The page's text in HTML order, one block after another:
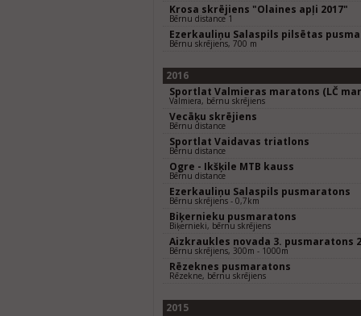
Krosa skrējiens "Olaines apļi 2017"
Bērnu distance 1
Ezerkauliņu Salaspils pilsētas
Bērnu skrējiens, 700 m
2016
Sportlat Valmieras maratons (LČ
Valmiera, bērnu skrējiens
Vecāķu skrējiens
Bērnu distance
Sportlat Vaidavas triatlons
Bērnu distance
Ogre - Ikšķile MTB kauss
Bērnu distance
Ezerkauliņu Salaspils pusmaratons
Bērnu skrējiens - 0,7km
Biķernieku pusmaratons
Biķernieki, bērnu skrējiens
Aizkraukles novada 3. pusmaratons
Bērnu skrējiens, 300m - 1000m
Rēzeknes pusmaratons
Rēzekne, bērnu skrējiens
2015